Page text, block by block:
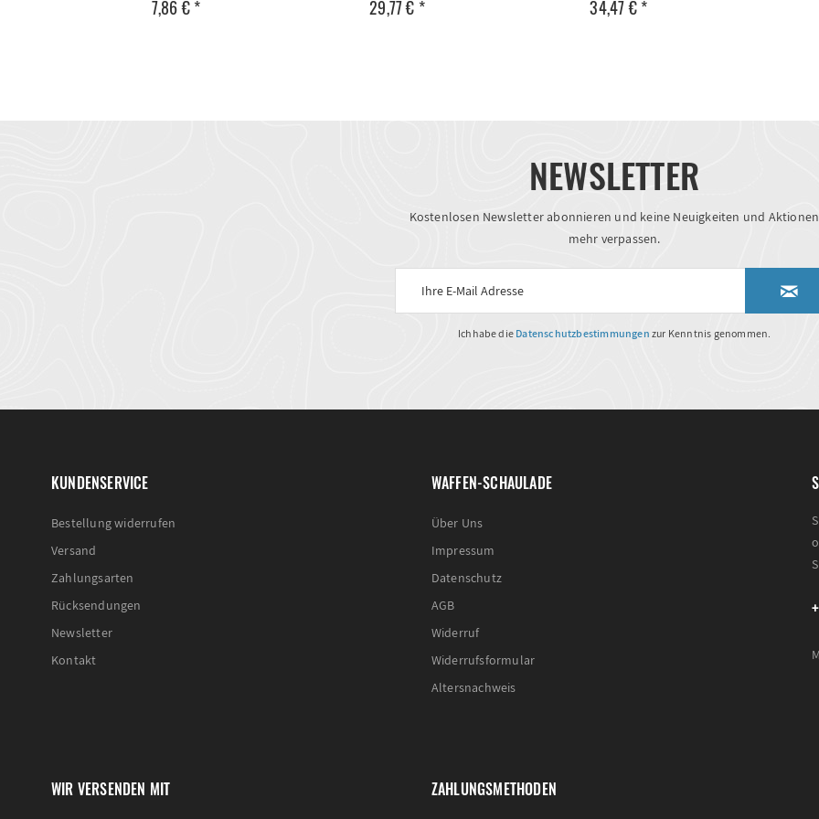
7,86 € * 29,77 € * 34,47 € *
NEWSLETTER
Kostenlosen Newsletter abonnieren und keine Neuigkeiten und Aktionen
mehr verpassen.
Ich habe die Datenschutzbestimmungen zur Kenntnis genommen.
KUNDENSERVICE
Bestellung widerrufen
Versand
Zahlungsarten
Rücksendungen
Newsletter
Kontakt
WAFFEN-SCHAULADE
Über Uns
Impressum
Datenschutz
AGB
Widerruf
Widerrufsformular
Altersnachweis
WIR VERSENDEN MIT ZAHLUNGSMETHODEN